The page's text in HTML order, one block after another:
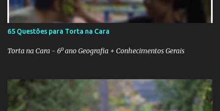
65 Questões para Torta na Cara
Torta na Cara - 6º ano Geografia + Conhecimentos Gerais